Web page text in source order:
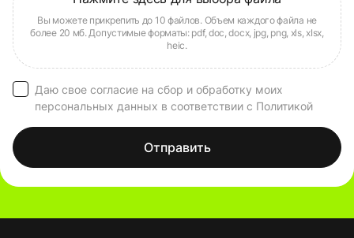
Даю свое согласие на сбор и обработку моих
персональных данных в соответствии с Политикой
Отправить